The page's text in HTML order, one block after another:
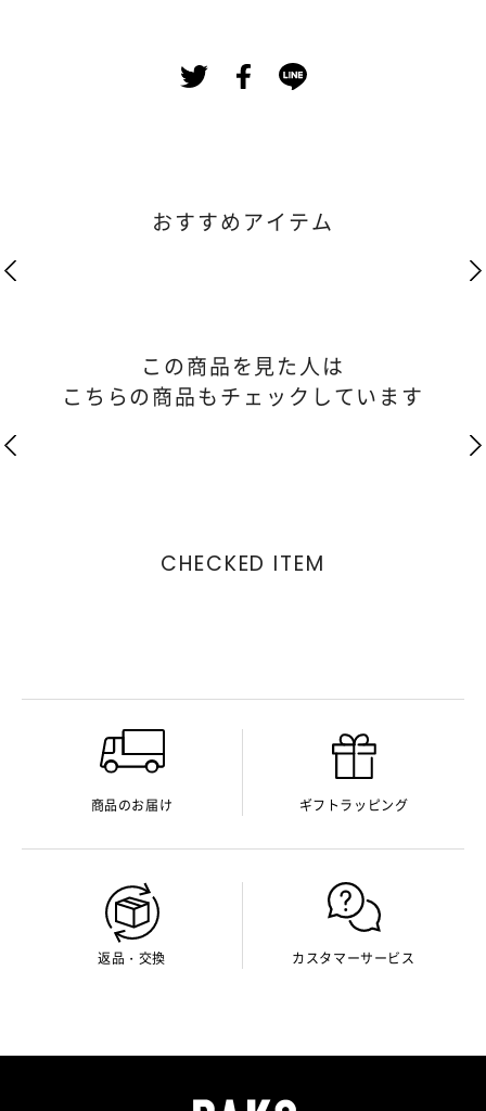
おすすめアイテム
この商品を見た人は
こちらの商品もチェックしています
CHECKED ITEM
商品のお届け ギフトラッピング
返品・交換 カスタマーサービス